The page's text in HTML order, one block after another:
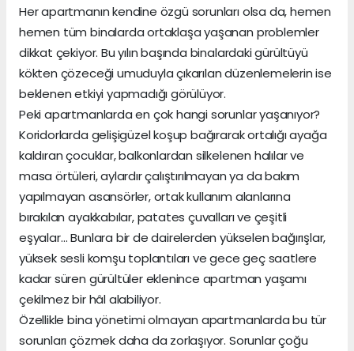
Her apartmanın kendine özgü sorunları olsa da, hemen
hemen tüm binalarda ortaklaşa yaşanan problemler
dikkat çekiyor. Bu yılın başında binalardaki gürültüyü
kökten çözeceği umuduyla çıkarılan düzenlemelerin ise
beklenen etkiyi yapmadığı görülüyor.
Peki apartmanlarda en çok hangi sorunlar yaşanıyor?
Koridorlarda gelişigüzel koşup bağırarak ortalığı ayağa
kaldıran çocuklar, balkonlardan silkelenen halılar ve
masa örtüleri, aylardır çalıştırılmayan ya da bakım
yapılmayan asansörler, ortak kullanım alanlarına
bırakılan ayakkabılar, patates çuvalları ve çeşitli
eşyalar… Bunlara bir de dairelerden yükselen bağırışlar,
yüksek sesli komşu toplantıları ve gece geç saatlere
kadar süren gürültüler eklenince apartman yaşamı
çekilmez bir hâl alabiliyor.
Özellikle bina yönetimi olmayan apartmanlarda bu tür
sorunları çözmek daha da zorlaşıyor. Sorunlar çoğu